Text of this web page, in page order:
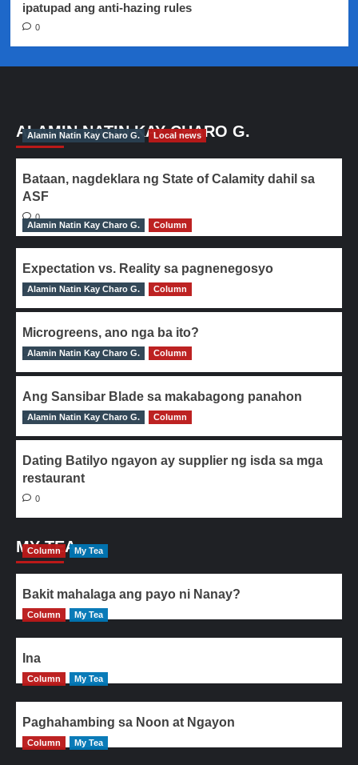
ipatupad ang anti-hazing rules
0
ALAMIN NATIN KAY CHARO G.
Alamin Natin Kay Charo G. Local news
Bataan, nagdeklara ng State of Calamity dahil sa
ASF
0
Alamin Natin Kay Charo G.
Column
Expectation vs. Reality sa pagnenegosyo
0
Alamin Natin Kay Charo G. Column
Microgreens, ano nga ba ito?
0
Alamin Natin Kay Charo G. Column
Ang Sansibar Blade sa makabagong panahon
0
Alamin Natin Kay Charo G. Column
Dating Batilyo ngayon ay supplier ng isda sa mga
restaurant
0
MY TEA
Column My Tea
Bakit mahalaga ang payo ni Nanay?
Column My Tea
Ina
Column My Tea
Paghahambing sa Noon at Ngayon
Column My Tea